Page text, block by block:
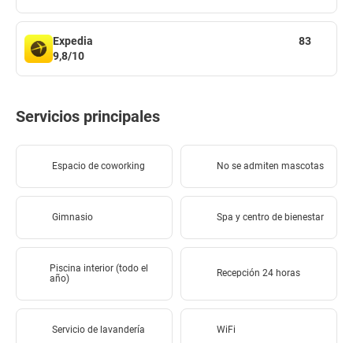
Expedia
9,8/10
83
Servicios principales
Espacio de coworking No se admiten mascotas
Gimnasio Spa y centro de bienestar
Piscina interior (todo el
año)
Recepción 24 horas
Servicio de lavandería WiFi